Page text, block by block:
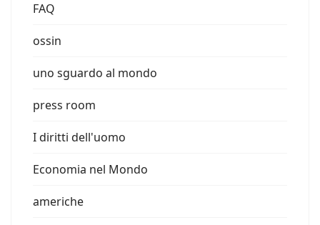
FAQ
ossin
uno sguardo al mondo
press room
I diritti dell'uomo
Economia nel Mondo
americhe